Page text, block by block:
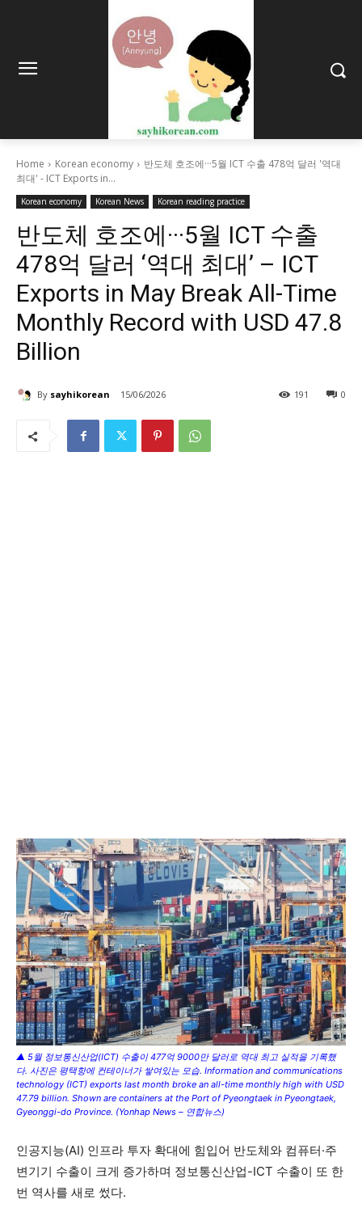
Home Korean economy
반도체 호조에···5월 ICT 수출 478억 달러 '역대
최대' - ICT Exports in...
Korean economy Korean News Korean reading practice
반도체 호조에···5월 ICT 수출
478억 달러 ‘역대 최대’ – ICT
Exports in May Break All-Time
Monthly Record with USD 47.8
Billion
By sayhikorean 15/06/2026 0
191
▲ 5월 정보통신산업(ICT) 수출이 477억 9000만 달러로 역대 최고 실적을 기록했
다. 사진은 평택항에 컨테이너가 쌓여있는 모습. Information and communications
technology (ICT) exports last month broke an all-time monthly high with USD
47.79 billion. Shown are containers at the Port of Pyeongtaek in Pyeongtaek,
Gyeonggi-do Province. (Yonhap News – 연합뉴스)
인공지능(AI) 인프라 투자 확대에 힘입어 반도체와 컴퓨터·주
변기기 수출이 크게 증가하며 정보통신산업-ICT 수출이 또 한
번 역사를 새로 썼다.